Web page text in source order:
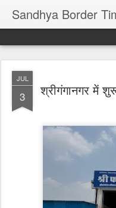
Sandhya Border
JUL
3 श्रीगंगानगर में